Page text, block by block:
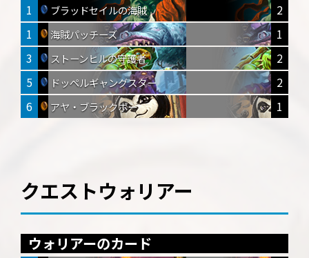
1
ブラッドセイルの海賊
2
1
海賊パッチーズ
1
3
ストーンヒルの守護者
2
5
ドッペルギャングスター
2
6
アヤ・ブラックポー 1
クエストウォリアー
ウォリアーのカード